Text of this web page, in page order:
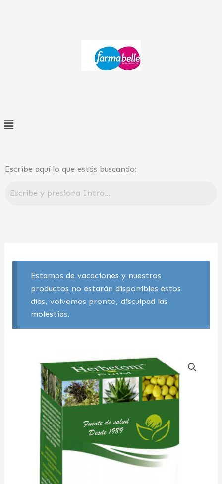
Menú
Escribe aquí lo que estás buscando:
Estamos de vacaciones y nuestros
productos no estarán disponibles estos
días, volvemos pronto, disculpad las
molestias.